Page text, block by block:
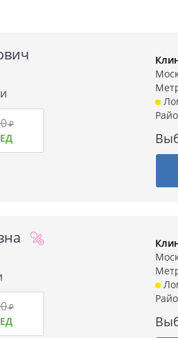
₽
₽